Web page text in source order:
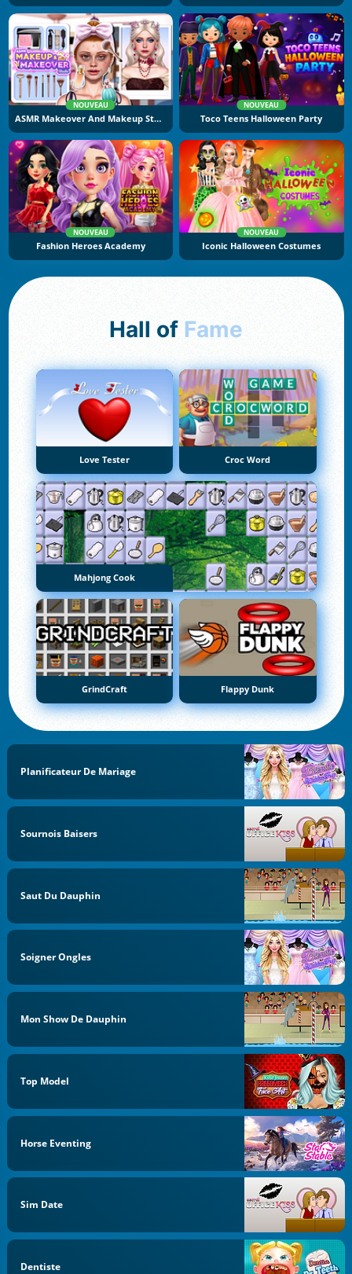
NOUVEAU
ASMR Makeover And Makeup Studio
NOUVEAU
Toco Teens Halloween Party
NOUVEAU
Fashion Heroes Academy
NOUVEAU
Iconic Halloween Costumes
Hall of Fame
Love Tester Croc Word
Mahjong Cook
GrindCraft Flappy Dunk
Planificateur De Mariage
Sournois Baisers
Saut Du Dauphin
Soigner Ongles
Mon Show De Dauphin
Top Model
Horse Eventing
Sim Date
Dentiste